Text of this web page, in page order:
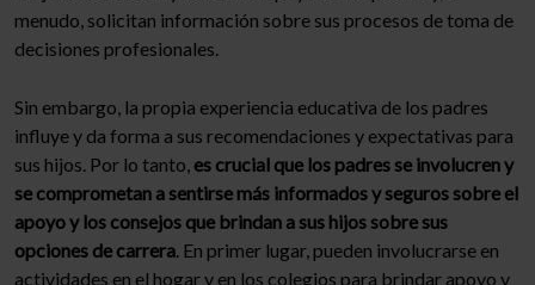
menudo, solicitan información sobre sus procesos de toma de
decisiones profesionales.
Sin embargo, la propia experiencia educativa de los padres
influye y da forma a sus recomendaciones y expectativas para
sus hijos. Por lo tanto, es crucial que los padres se involucren y
se comprometan a sentirse más informados y seguros sobre el
apoyo y los consejos que brindan a sus hijos sobre sus
opciones de carrera. En primer lugar, pueden involucrarse en
actividades en el hogar y en los colegios para brindar apoyo y